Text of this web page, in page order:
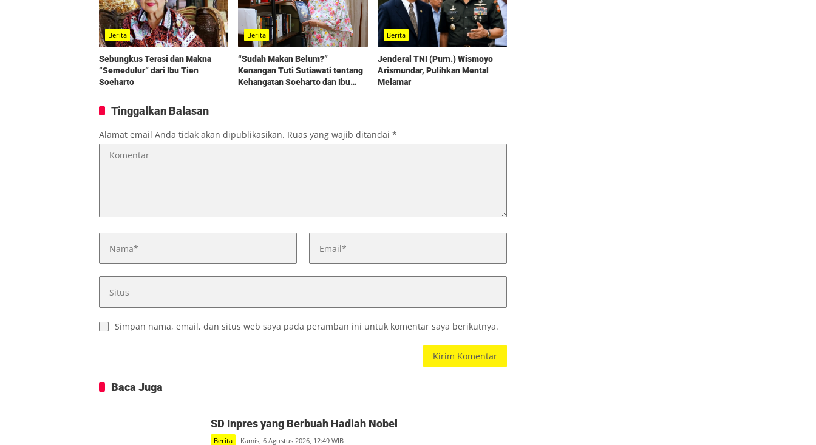
Berita
Sebungkus Terasi dan Makna
“Semedulur” dari Ibu Tien
Soeharto
Berita
“Sudah Makan Belum?”
Kenangan Tuti Sutiawati tentang
Kehangatan Soeharto dan Ibu
Berita
Jenderal TNI (Purn.) Wismoyo
Arismundar, Pulihkan Mental
Melamar
Tinggalkan Balasan
Alamat email Anda tidak akan dipublikasikan. Ruas yang wajib ditandai *
Simpan nama, email, dan situs web saya pada peramban ini untuk komentar saya berikutnya.
Baca Juga
SD Inpres yang Berbuah Hadiah Nobel
Berita Kamis, 6 Agustus 2026, 12:49 WIB